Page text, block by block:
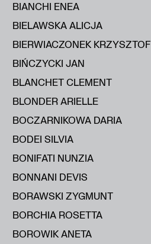
BIANCHI ENEA
BIELAWSKA ALICJA
BIERWIACZONEK KRZYSZTOF
BIŃCZYCKI JAN
BLANCHET CLEMENT
BLONDER ARIELLE
BOCZARNIKOWA DARIA
BODEI SILVIA
BONIFATI NUNZIA
BONNANI DEVIS
BORAWSKI ZYGMUNT
BORCHIA ROSETTA
BOROWIK ANETA